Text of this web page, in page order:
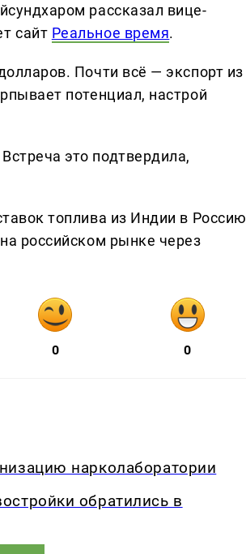
рассказал вице-
сайт Реальное время.
Почти всё — экспорт из
потенциал, настрой
это подтвердила,
топлива из Индии в Россию
российском рынке через
0 0
нарколаборатории
обратились в